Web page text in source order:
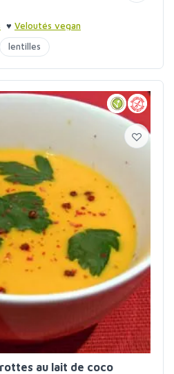
♥ Veloutés vegan
lentilles
au lait de coco